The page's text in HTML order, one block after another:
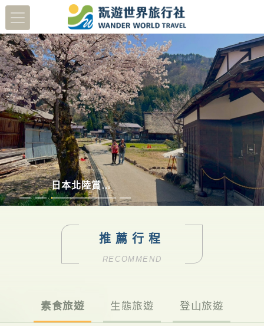
蔬醒南島 多彩德瑞 日本北陸賞櫻8日
推薦行程
RECOMMEND
素食旅遊 生態旅遊 登山旅遊